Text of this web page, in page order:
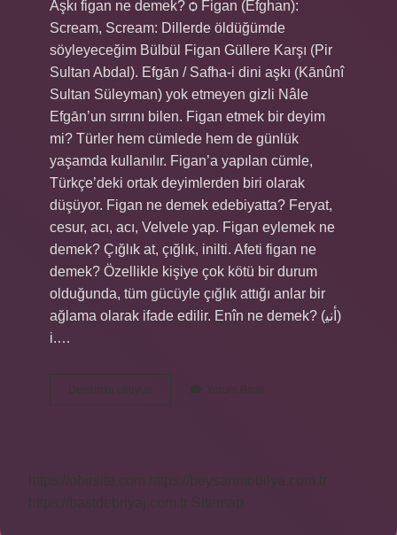
Aşkı figan ne demek? ѻ Figan (Efghan):
Scream, Scream: Dillerde öldüğümde
söyleyeceğim Bülbül Figan Güllere Karşı (Pir
Sultan Abdal). Efgān / Safha-i dini aşkı (Kānûnî
Sultan Süleyman) yok etmeyen gizli Nâle
Efgān’un sırrını bilen. Figan etmek bir deyim
mi? Türler hem cümlede hem de günlük
yaşamda kullanılır. Figan’a yapılan cümle,
Türkçe’deki ortak deyimlerden biri olarak
düşüyor. Figan ne demek edebiyatta? Feryat,
cesur, acı, acı, Velvele yap. Figan eylemek ne
demek? Çığlık at, çığlık, inilti. Afeti figan ne
demek? Özellikle kişiye çok kötü bir durum
olduğunda, tüm gücüyle çığlık attığı anlar bir
ağlama olarak ifade edilir. Enîn ne demek? (ﺃﻧﻴ)
i.…
Devamını okuyun
Oldu
Yorum Bırak
https://obirsite.com
https://beysanmobilya.com.tr
https://bastdebriyaj.com.tr Sitemap